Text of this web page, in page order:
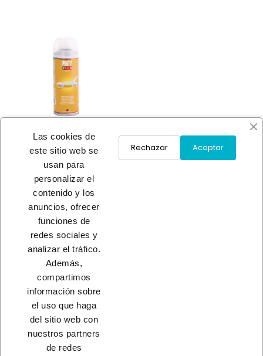
IMPRIMACION PLASTICO
SPRAY INC
A consultar
CONTACTO
Las cookies de
este sitio web se
usan para
personalizar el
contenido y los
anuncios, ofrecer
funciones de
redes sociales y
analizar el tráfico.
Además,
compartimos
información sobre
el uso que haga
del sitio web con
nuestros partners
de redes
Aceptar
Rechazar